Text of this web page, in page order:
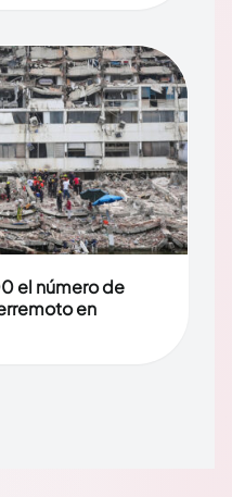
el número de
en